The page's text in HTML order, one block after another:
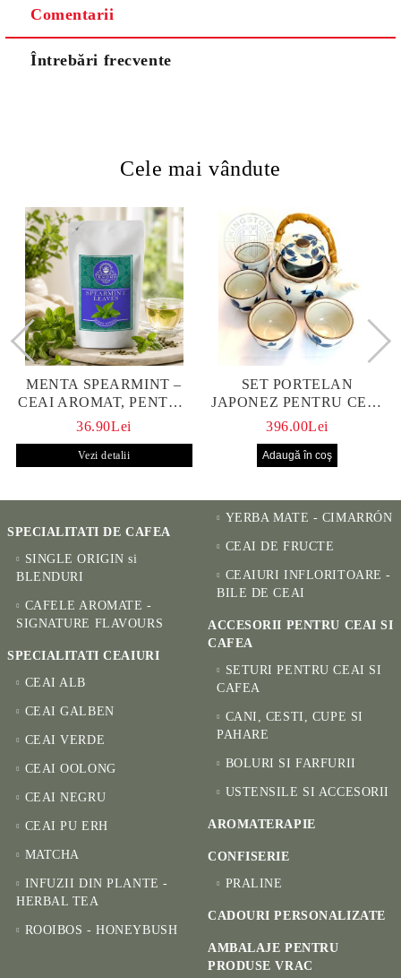
Comentarii
Întrebări frecvente
Cele mai vândute
MENTA SPEARMINT –
CEAI AROMAT, PENTRU
CALM ȘI BENEFIC
36.90Lei
Vezi detalii
SET PORTELAN
JAPONEZ PENTRU CEAI
HANAKO, CEAINIC SI 4
396.00Lei
SPECIALITATI DE CAFEA
SINGLE ORIGIN si
BLENDURI
CAFELE AROMATE -
SIGNATURE FLAVOURS
SPECIALITATI CEAIURI
CEAI ALB
CEAI GALBEN
CEAI VERDE
CEAI OOLONG
CEAI NEGRU
CEAI PU ERH
MATCHA
INFUZII DIN PLANTE -
HERBAL TEA
ROOIBOS - HONEYBUSH
YERBA MATE - CIMARRÓN
CEAI DE FRUCTE
CEAIURI INFLORITOARE -
BILE DE CEAI
ACCESORII PENTRU CEAI SI
CAFEA
SETURI PENTRU CEAI SI
CAFEA
CANI, CESTI, CUPE SI
PAHARE
BOLURI SI FARFURII
USTENSILE SI ACCESORII
AROMATERAPIE
CONFISERIE
PRALINE
CADOURI PERSONALIZATE
AMBALAJE PENTRU
PRODUSE VRAC